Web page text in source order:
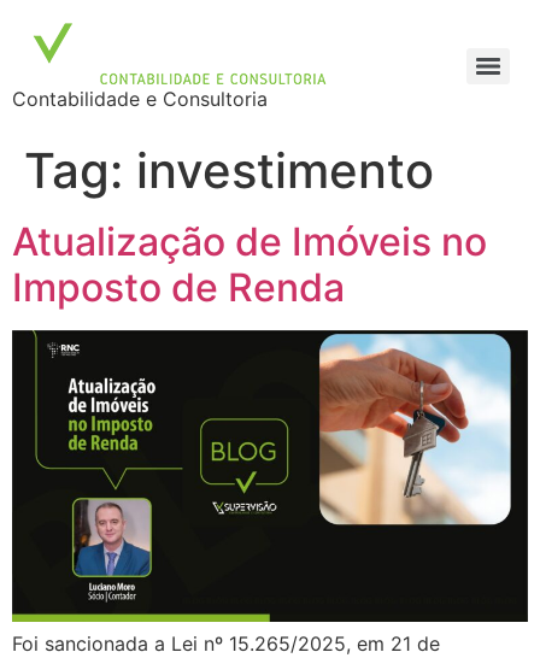
Contabilidade e Consultoria
Tag: investimento
Atualização de Imóveis no
Imposto de Renda
Foi sancionada a Lei nº 15.265/2025, em 21 de